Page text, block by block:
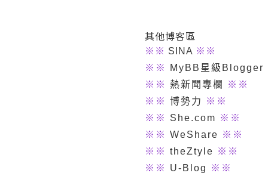
其他博客區
※ ※ SINA ※※
※※
MyBB星級Blogger
※※ 熱新聞專欄
※※
※※ 博勢力
※※
※※ She.com ※※
※※ WeShare ※※
※※ theZtyle ※※
※※
U-Blog ※※